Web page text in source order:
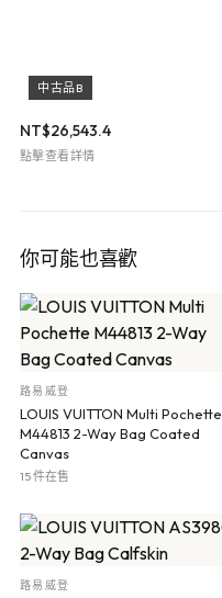
中古品B
NT$26,543.4
點擊查看詳情
你可能也喜歡
路易威登
LOUIS VUITTON Multi Pochette
M44813 2-Way Bag Coated
Canvas
15 件在售
路易威登